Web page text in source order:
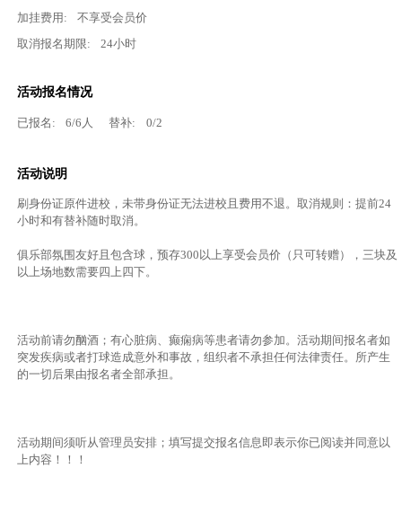
加挂费用:
不享受会员价
取消报名期限:
24小时
活动报名情况
已报名: 6/6 人 替补: 0/2
活动说明
刷身份证原件进校，未带身份证无法进校且费用不退。取消规则：提前24
小时和有替补随时取消。
俱乐部氛围友好且包含球，预存300以上享受会员价（只可转赠），三块及
以上场地数需要四上四下。
活动前请勿酗酒；有心脏病、癫痫病等患者请勿参加。活动期间报名者如
突发疾病或者打球造成意外和事故，组织者不承担任何法律责任。所产生
的一切后果由报名者全部承担。
活动期间须听从管理员安排；填写提交报名信息即表示你已阅读并同意以
上内容！！！